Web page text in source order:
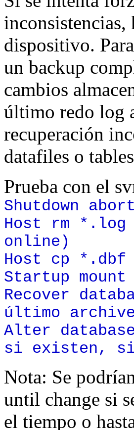
inconsistencias,
dispositivo.
un backup
cambios
último redo log
recuperación
datafiles o
Prueba con el
Shutdown
Host rm
online)
Host cp *.dbf
Startup mount
Recover
último
Alter
si existen,
Nota: Se
until change si
el tiempo o